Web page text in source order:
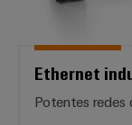
Ethernet
Potentes redes